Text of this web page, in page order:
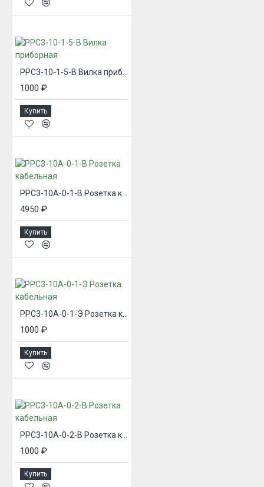
1000 ₽
Купить
4950 ₽
Купить
РРС3-10А-0-1-Э Розетка кабельная
1000 ₽
Купить
РРС3-10А-0-2-В Розетка кабельная
1000 ₽
Купить